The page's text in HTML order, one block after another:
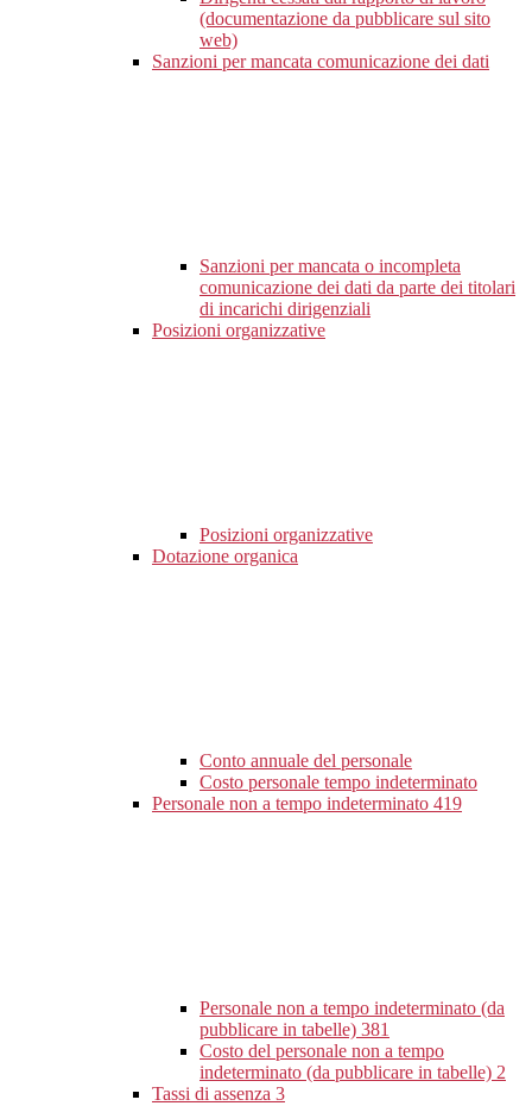
(documentazione da pubblicare sul sito
web)
Sanzioni per mancata comunicazione dei dati
Sanzioni per mancata o incompleta
comunicazione dei dati da parte dei titolari
di incarichi dirigenziali
Posizioni organizzative
Posizioni organizzative
Dotazione organica
Conto annuale del personale
Costo personale tempo indeterminato
Personale non a tempo indeterminato 419
Personale non a tempo indeterminato (da
pubblicare in tabelle) 381
Costo del personale non a tempo
indeterminato (da pubblicare in tabelle) 2
Tassi di assenza 3